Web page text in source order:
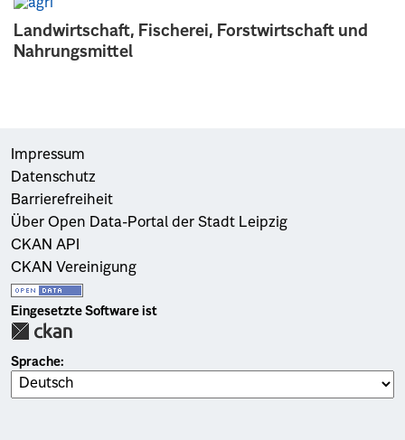
Landwirtschaft, Fischerei, Forstwirtschaft und
Nahrungsmittel
Impressum
Datenschutz
Barrierefreiheit
Über Open Data-Portal der Stadt Leipzig
CKAN API
CKAN Vereinigung
Eingesetzte Software ist
Sprache